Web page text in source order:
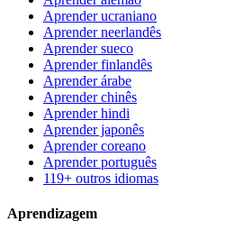
Aprender ucraniano
Aprender neerlandês
Aprender sueco
Aprender finlandês
Aprender árabe
Aprender chinês
Aprender hindi
Aprender japonês
Aprender coreano
Aprender português
119+ outros idiomas
Aprendizagem